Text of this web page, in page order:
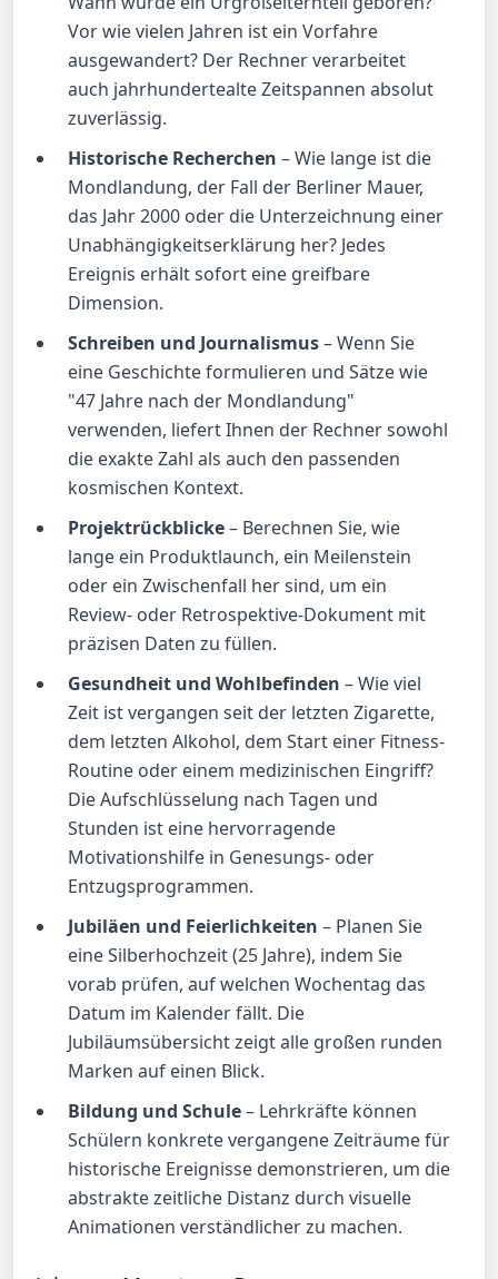
Vor wie vielen Jahren ist ein Vorfahre
ausgewandert? Der Rechner verarbeitet
auch jahrhundertealte Zeitspannen absolut
zuverlässig.
Historische Recherchen – Wie lange ist die
Mondlandung, der Fall der Berliner Mauer,
das Jahr 2000 oder die Unterzeichnung einer
Unabhängigkeitserklärung her? Jedes
Ereignis erhält sofort eine greifbare
Dimension.
Schreiben und Journalismus– Wenn Sie
eine Geschichte formulieren und Sätze wie
"47 Jahre nach der Mondlandung"
verwenden, liefert Ihnen der Rechner sowohl
die exakte Zahl als auch den passenden
kosmischen Kontext.
Projektrückblicke– Berechnen Sie, wie
lange ein Produktlaunch, ein Meilenstein
oder ein Zwischenfall her sind, um ein
Review- oder Retrospektive-Dokument mit
präzisen Daten zu füllen.
Gesundheit und Wohlbefinden – Wie viel
Zeit ist vergangen seit der letzten Zigarette,
dem letzten Alkohol, dem Start einer Fitness-
Routine oder einem medizinischen Eingriff?
Die Aufschlüsselung nach Tagen und
Stunden ist eine hervorragende
Motivationshilfe in Genesungs- oder
Entzugsprogrammen.
Jubiläen und Feierlichkeiten – Planen Sie
eine Silberhochzeit (25 Jahre), indem Sie
vorab prüfen, auf welchen Wochentag das
Datum im Kalender fällt. Die
Jubiläumsübersicht zeigt alle großen runden
Marken auf einen Blick.
Bildung und Schule– Lehrkräfte können
Schülern konkrete vergangene Zeiträume für
historische Ereignisse demonstrieren, um die
abstrakte zeitliche Distanz durch visuelle
Animationen verständlicher zu machen.